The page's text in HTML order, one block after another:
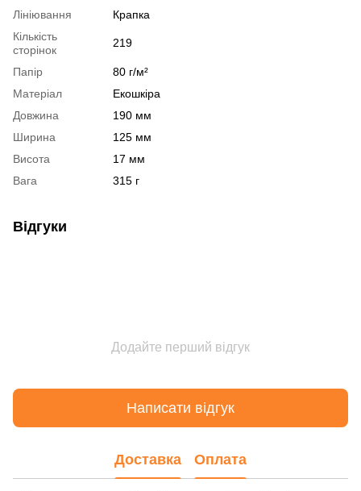
Лініювання
Крапка
Кількість
сторінок
219
Папір
80 г/м²
Матеріал
Екошкіра
Довжина
190 мм
Ширина
125 мм
Висота
17 мм
Вага
315 г
Відгуки
Додайте перший відгук
Написати відгук
Доставка Оплата